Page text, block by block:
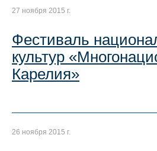
27 ноября 2015 г.
Фестиваль
культур
Карелия»
26 ноября 2015 г.